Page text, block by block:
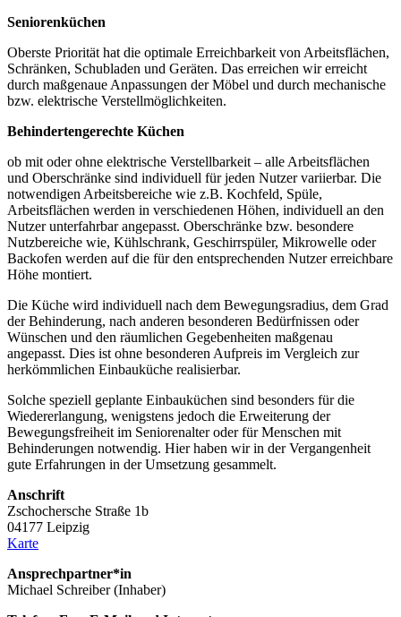
Seniorenküchen
Oberste Priorität hat die optimale Erreichbarkeit von Arbeitsflächen,
Schränken, Schubladen und Geräten. Das erreichen wir erreicht
durch maßgenaue Anpassungen der Möbel und durch mechanische
bzw. elektrische Verstellmöglichkeiten.
Behindertengerechte Küchen
ob mit oder ohne elektrische Verstellbarkeit – alle Arbeitsflächen
und Oberschränke sind individuell für jeden Nutzer variierbar. Die
notwendigen Arbeitsbereiche wie z.B. Kochfeld, Spüle,
Arbeitsflächen werden in verschiedenen Höhen, individuell an den
Nutzer unterfahrbar angepasst. Oberschränke bzw. besondere
Nutzbereiche wie, Kühlschrank, Geschirrspüler, Mikrowelle oder
Backofen werden auf die für den entsprechenden Nutzer erreichbare
Höhe montiert.
Die Küche wird individuell nach dem Bewegungsradius, dem Grad
der Behinderung, nach anderen besonderen Bedürfnissen oder
Wünschen und den räumlichen Gegebenheiten maßgenau
angepasst. Dies ist ohne besonderen Aufpreis im Vergleich zur
herkömmlichen Einbauküche realisierbar.
Solche speziell geplante Einbauküchen sind besonders für die
Wiedererlangung, wenigstens jedoch die Erweiterung der
Bewegungsfreiheit im Seniorenalter oder für Menschen mit
Behinderungen notwendig. Hier haben wir in der Vergangenheit
gute Erfahrungen in der Umsetzung gesammelt.
Anschrift
Zschochersche Straße 1b
04177 Leipzig
Karte
Ansprechpartner*in
Michael Schreiber (Inhaber)